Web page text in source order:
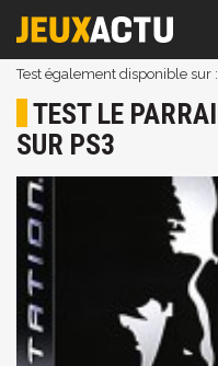
Test également disponible sur :
TEST LE
SUR PS3